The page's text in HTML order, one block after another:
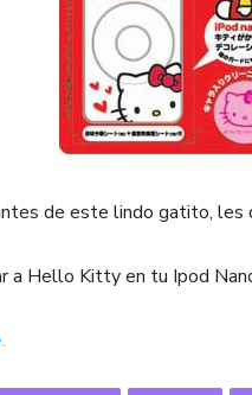
de este lindo gatito, les
a Hello Kitty en tu Ipod